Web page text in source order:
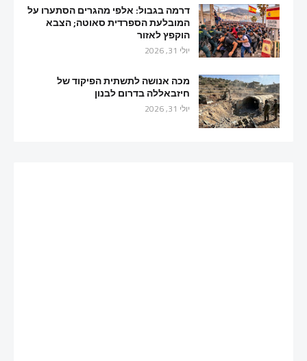
דרמה בגבול: אלפי מהגרים הסתערו על
המובלעת הספרדית סאוטה; הצבא
הוקפץ לאזור
יולי 31, 2026
מכה אנושה לתשתית הפיקוד של
חיזבאללה בדרום לבנון
יולי 31, 2026